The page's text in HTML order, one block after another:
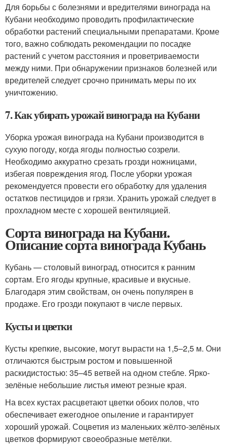
Для борьбы с болезнями и вредителями винограда на
Кубани необходимо проводить профилактические
обработки растений специальными препаратами. Кроме
того, важно соблюдать рекомендации по посадке
растений с учетом расстояния и проветриваемости
между ними. При обнаружении признаков болезней или
вредителей следует срочно принимать меры по их
уничтожению.
7. Как убирать урожай винограда на Кубани
Уборка урожая винограда на Кубани производится в
сухую погоду, когда ягоды полностью созрели.
Необходимо аккуратно срезать грозди ножницами,
избегая повреждения ягод. После уборки урожая
рекомендуется провести его обработку для удаления
остатков пестицидов и грязи. Хранить урожай следует в
прохладном месте с хорошей вентиляцией.
Сорта винограда на Кубани.
Описание сорта винограда Кубань
Кубань — столовый виноград, относится к ранним
сортам. Его ягоды крупные, красивые и вкусные.
Благодаря этим свойствам, он очень популярен в
продаже. Его грозди покупают в числе первых.
Кусты и цветки
Кусты крепкие, высокие, могут вырасти на 1,5–2,5 м. Они
отличаются быстрым ростом и повышенной
раскидистостью: 35–45 ветвей на одном стебле. Ярко-
зелёные небольшие листья имеют резные края.
На всех кустах расцветают цветки обоих полов, что
обеспечивает ежегодное опыление и гарантирует
хороший урожай. Соцветия из маленьких жёлто-зелёных
цветков формируют своеобразные метёлки.